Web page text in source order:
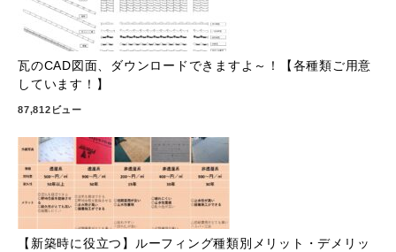
瓦のCAD図面、ダウンロードできますよ～！【各種類ご用意
しています！】
87,812ビュー
【新築時に役立つ】ルーフィング種類別メリット・デメリッ